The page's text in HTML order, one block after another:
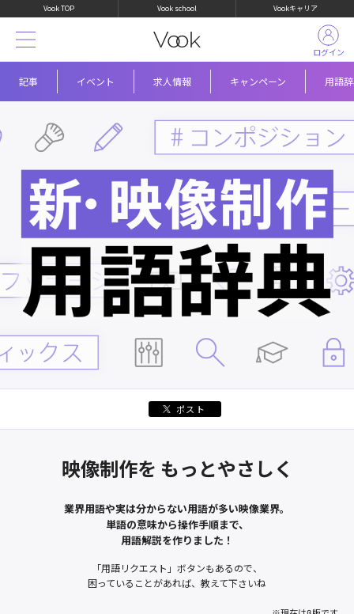
Vook TOP Vook school Vookキャリア
記事 イベント 求人情報 キャンペーン 用語
ログイン
ポスト
映像制作を もっとやさしく
業界用語や実は分からない用語が多い映像業界。
単語の意味から操作手順まで、
用語解説を作りました！
「用語リクエスト」ボタンもあるので、
困っていることがあれば、教えて下さいね